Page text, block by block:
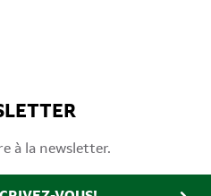
à la newsletter.